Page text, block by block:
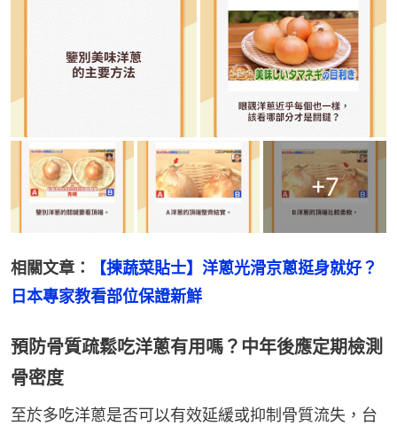
+7
相關文章：
【揀蔬菜貼士】洋蔥光滑京蔥挺身就好？
日本專家教看部位保證新鮮
預防骨質疏鬆吃洋蔥有用嗎？中年後應定期檢測
骨密度
至於多吃洋蔥是否可以有效延緩或抑制骨質流失，台